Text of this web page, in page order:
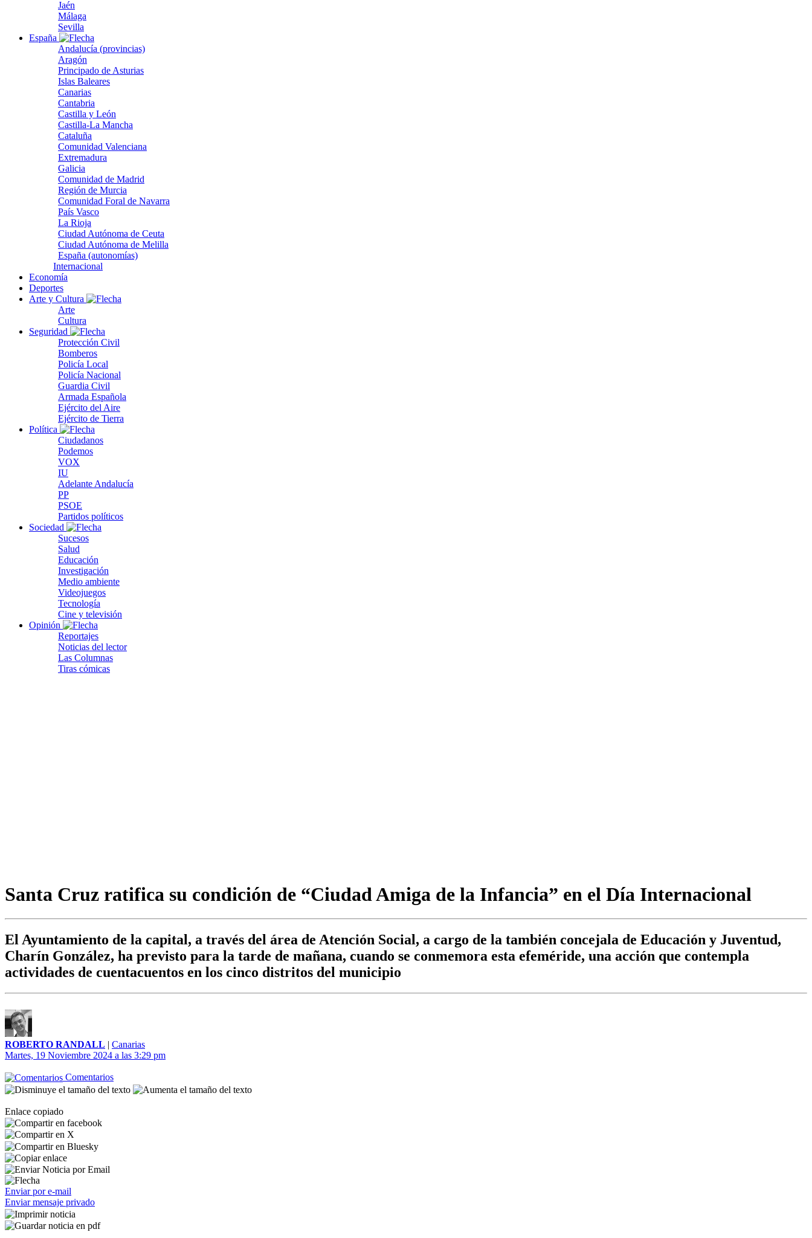
Jaén
Málaga
Sevilla
España
Andalucía (provincias)
Aragón
Principado de Asturias
Islas Baleares
Canarias
Cantabria
Castilla y León
Castilla-La Mancha
Cataluña
Comunidad Valenciana
Extremadura
Galicia
Comunidad de Madrid
Región de Murcia
Comunidad Foral de Navarra
País Vasco
La Rioja
Ciudad Autónoma de Ceuta
Ciudad Autónoma de Melilla
España (autonomías)
Internacional
Economía
Deportes
Arte y Cultura
Arte
Cultura
Seguridad
Protección Civil
Bomberos
Policía Local
Policía Nacional
Guardia Civil
Armada Española
Ejército del Aire
Ejército de Tierra
Política
Ciudadanos
Podemos
VOX
IU
Adelante Andalucía
PP
PSOE
Partidos políticos
Sociedad
Sucesos
Salud
Educación
Investigación
Medio ambiente
Videojuegos
Tecnología
Cine y televisión
Opinión
Reportajes
Noticias del lector
Las Columnas
Tiras cómicas
Santa Cruz ratifica su condición de “Ciudad Amiga de la Infancia” en el Día Internacional
El Ayuntamiento de la capital, a través del área de Atención Social, a cargo de la también concejala de Educación y Juventud,
Charín González, ha previsto para la tarde de mañana, cuando se conmemora esta efeméride, una acción que contempla
actividades de cuentacuentos en los cinco distritos del municipio
ROBERTO RANDALL | Canarias
Martes, 19 Noviembre 2024 a las 3:29 pm
Comentarios
Enlace copiado
Enviar por e-mail
Enviar mensaje privado